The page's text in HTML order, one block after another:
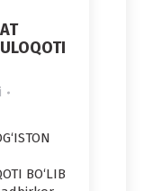
BO‘LIB